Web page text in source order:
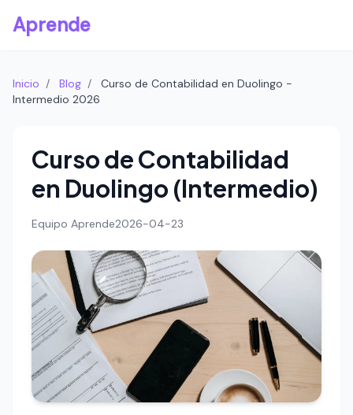
Aprende
Inicio / Blog /
Curso de Contabilidad en Duolingo -
Intermedio 2026
Curso de Contabilidad
en Duolingo (Intermedio)
Equipo Aprende2026-04-23